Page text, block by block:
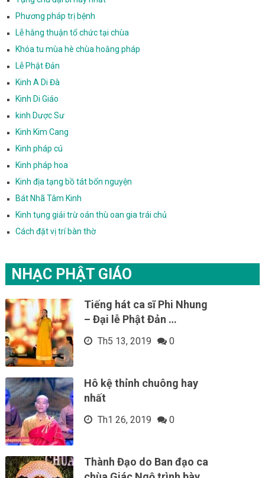
Phương pháp trị bệnh
Lễ hằng thuận tổ chức tại chùa
Khóa tu mùa hè chùa hoằng pháp
Lễ Phật Đản
Kinh A Di Đà
Kinh Di Giáo
kinh Dược Sư
Kinh Kim Cang
Kinh pháp cú
Kinh pháp hoa
Kinh địa tạng bồ tát bổn nguyện
Bát Nhã Tâm Kinh
Kinh tụng giải trừ oán thù oan gia trái chủ
Cách đặt vị trí bàn thờ
NHẠC PHẬT GIÁO
Tiếng hát ca sĩ Phi Nhung
– Đại lễ Phật Đản …
Th5 13, 2019 0
Hô kệ thỉnh chuông hay
nhất
Th1 26, 2019 0
Thành Đạo do Ban đạo ca